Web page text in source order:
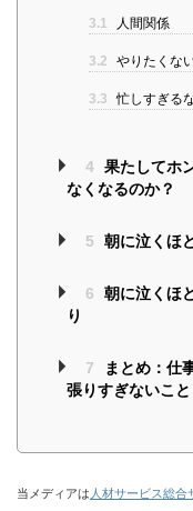
3.1 人間関係
3.2 やりたくな
3.3 忙しすぎる
4
果たしてホ
なくなるのか？
5 朝に泣くほ
6
朝に泣くほ
り
7
まとめ：仕
張りすぎないこと
当メディアは 人材サービス総合